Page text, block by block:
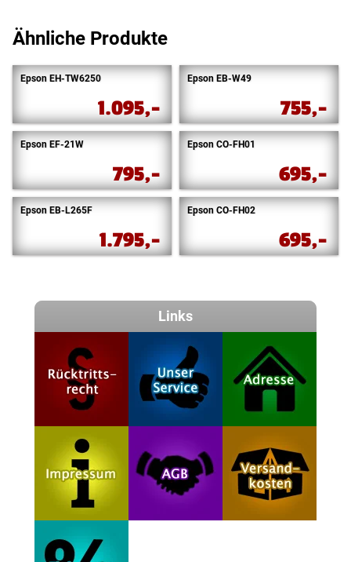
Ähnliche Produkte
Epson EH-TW6250
1.095,-
Epson EB-W49
755,-
Epson EF-21W
795,-
Epson CO-FH01
695,-
Epson EB-L265F
1.795,-
Epson CO-FH02
695,-
Links